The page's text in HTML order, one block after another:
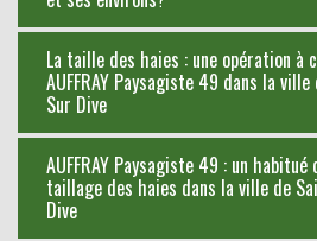
La taille des haies : une opération à
AUFFRAY Paysagiste 49 dans la
Sur Dive
AUFFRAY Paysagiste 49 : un
taillage des haies dans la ville de
Dive